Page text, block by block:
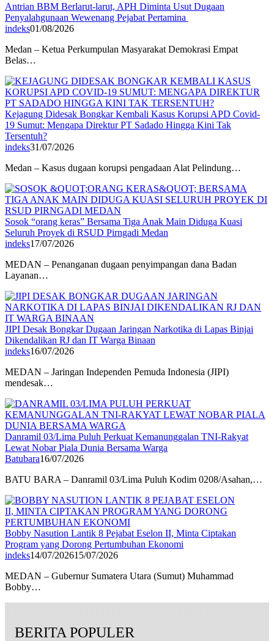
Antrian BBM Berlarut-larut, APH Diminta Usut Dugaan
Penyalahgunaan Wewenang Pejabat Pertamina
indeks01/08/2026
Medan – Ketua Perkumpulan Masyarakat Demokrasi Empat
Belas…
Kejagung Didesak Bongkar Kembali Kasus Korupsi APD Covid-
19 Sumut: Mengapa Direktur PT Sadado Hingga Kini Tak
Tersentuh?
indeks31/07/2026
Medan – Kasus dugaan korupsi pengadaan Alat Pelindung…
Sosok “orang keras” Bersama Tiga Anak Main Diduga Kuasi
Seluruh Proyek di RSUD Pirngadi Medan
indeks17/07/2026
MEDAN – Penanganan dugaan penyimpangan dana Badan
Layanan…
JIPI Desak Bongkar Dugaan Jaringan Narkotika di Lapas Binjai
Dikendalikan RJ dan IT Warga Binaan
indeks16/07/2026
MEDAN – Jaringan Independen Pemuda Indonesia (JIPI)
mendesak…
Danramil 03/Lima Puluh Perkuat Kemanunggalan TNI-Rakyat
Lewat Nobar Piala Dunia Bersama Warga
Batubara16/07/2026
BATU BARA – Danramil 03/Lima Puluh Kodim 0208/Asahan,…
Bobby Nasution Lantik 8 Pejabat Eselon II, Minta Ciptakan
Program yang Dorong Pertumbuhan Ekonomi
indeks14/07/202615/07/2026
MEDAN – Gubernur Sumatera Utara (Sumut) Muhammad
Bobby…
BERITA POPULER